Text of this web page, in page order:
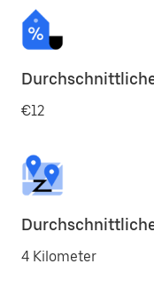
€12
4 Kilometer